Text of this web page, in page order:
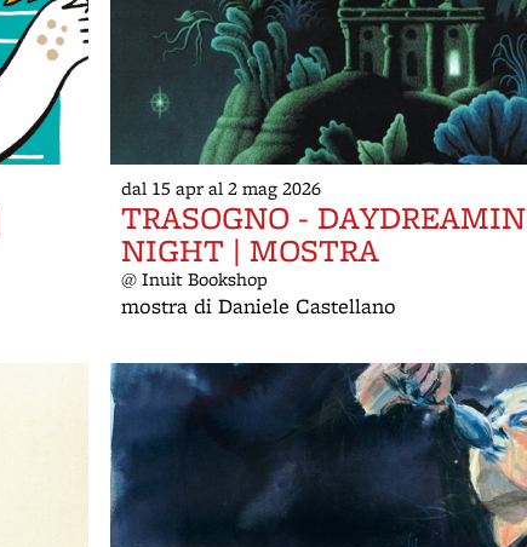
dal 15 apr al 2 mag 2026
TRASOGNO -
NIGHT | MOSTRA
@ Inuit Bookshop
mostra di Daniele Castellano